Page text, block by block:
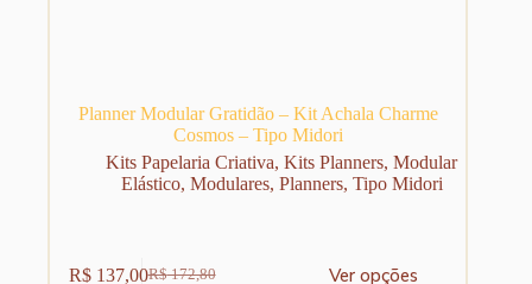
Planner Modular Gratidão – Kit Achala Charme
Cosmos – Tipo Midori
Kits Papelaria Criativa,Kits Planners,Modular
Elástico, Modulares, Planners, Tipo Midori
R$172,80
R$137,00 Ver opções
produto